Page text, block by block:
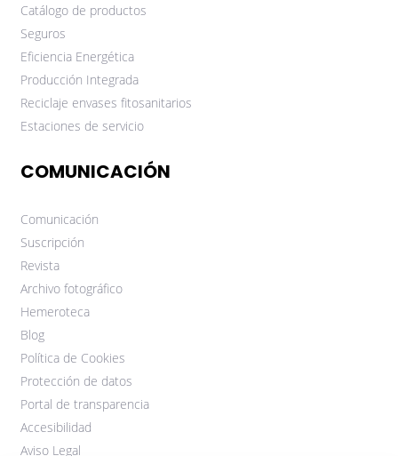
Catálogo de productos
Seguros
Eficiencia Energética
Producción Integrada
Reciclaje envases fitosanitarios
Estaciones de servicio
COMUNICACIÓN
Comunicación
Suscripción
Revista
Archivo fotográfico
Hemeroteca
Blog
Política de Cookies
Protección de datos
Portal de transparencia
Accesibilidad
Aviso Legal